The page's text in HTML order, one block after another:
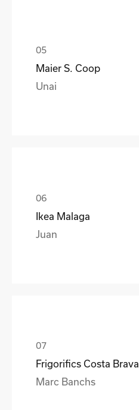
Maier S. Coop
Unai
Ikea Malaga
Juan
Frigorifics Costa Brava
Marc Banchs